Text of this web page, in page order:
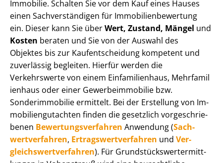
Immobilie. Schalten Sie vor dem Kauf eines Hauses
einen Sach­ver­stän­di­gen für Im­mo­bi­li­en­be­wer­tung
ein. Dieser kann Sie überWert, Zustand, Mängel und
Kosten beraten und Sie von der Auswahl des
Objektes bis zur Kauf­ent­schei­dung kompetent und
zuverlässig begleiten. Hierfür werden die
Verkehrswerte von einem Einfamilienhaus, Mehr­fa­mi­l
i­en­haus oder einer Ge­wer­be­im­mo­bi­lie bzw.
Sonderimmobilie ermittelt. Bei der Erstellung von Im­
mo­bi­li­en­gut­ach­ten finden die gesetzlich vor­ge­schrie­
be­nen Be­wer­tungs­ver­fah­ren Anwendung (Sach­
wert­ver­fah­ren, Er­trags­wert­ver­fah­ren und Ver­
gleichs­wert­ver­fah­ren). Für Grund­stücks­wert­ermitt­